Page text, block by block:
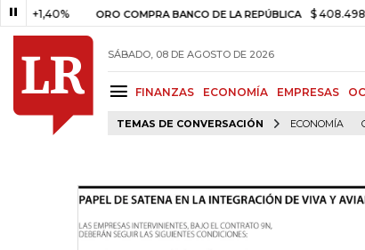
ORO COMPRA BANCO DE LA REPÚBLICA $ 408.498,97 +$
SÁBADO, 08 DE AGOSTO DE 2026
FINANZAS ECONOMÍA EMPRESAS
TEMAS DE CONVERSACIÓN ECONOMÍA